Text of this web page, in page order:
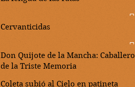
Cervanticidas
Don Quijote de la Mancha: Caballero
de la Triste Memoria
Coleta subió al Cielo en patineta